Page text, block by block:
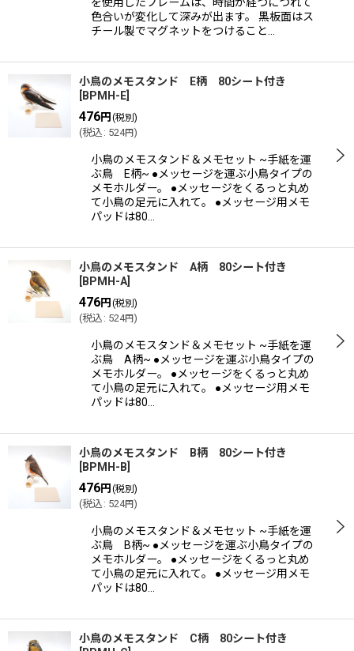
色合いが変化して深みが出ます。 黒板面はス
チール製でマグネットをつけること…
小鳥のメモスタンド E柄 80シート付き
BPMH-E
476円 (税別)
(税込 : 524円)
小鳥のメモスタンド＆メモセット ~手紙を運
ぶ鳥 E柄~ ●メッセージを運ぶ小鳥タイプの
メモホルダー。 ●メッセージをくるっと丸め
て小鳥の足元に入れて。 ●メッセージ用メモ
パッドは80…
小鳥のメモスタンド A柄 80シート付き
BPMH-A
476円 (税別)
(税込 : 524円)
小鳥のメモスタンド＆メモセット ~手紙を運
ぶ鳥 A柄~ ●メッセージを運ぶ小鳥タイプの
メモホルダー。 ●メッセージをくるっと丸め
て小鳥の足元に入れて。 ●メッセージ用メモ
パッドは80…
小鳥のメモスタンド B柄 80シート付き
BPMH-B
476円 (税別)
(税込 : 524円)
小鳥のメモスタンド＆メモセット ~手紙を運
ぶ鳥 B柄~ ●メッセージを運ぶ小鳥タイプの
メモホルダー。 ●メッセージをくるっと丸め
て小鳥の足元に入れて。 ●メッセージ用メモ
パッドは80…
小鳥のメモスタンド C柄 80シート付き